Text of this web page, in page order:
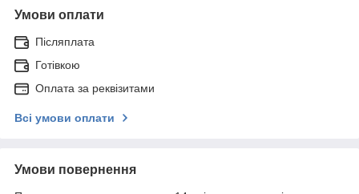
Умови оплати
Післяплата
Готівкою
Оплата за реквізитами
Всі умови оплати
Умови повернення